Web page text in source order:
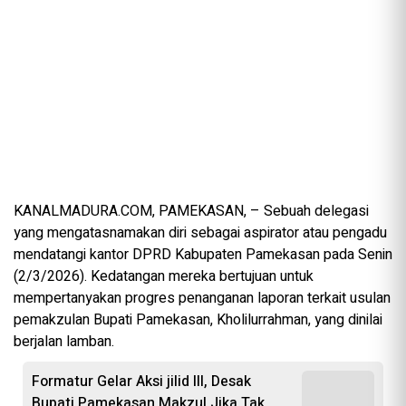
KANALMADURA.COM, PAMEKASAN, – Sebuah delegasi
yang mengatasnamakan diri sebagai aspirator atau pengadu
mendatangi kantor DPRD Kabupaten Pamekasan pada Senin
(2/3/2026). Kedatangan mereka bertujuan untuk
mempertanyakan progres penanganan laporan terkait usulan
pemakzulan Bupati Pamekasan, Kholilurrahman, yang dinilai
berjalan lamban.
Formatur Gelar Aksi jilid III, Desak